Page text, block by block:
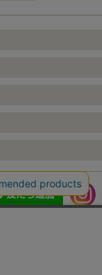
(C) Merci Co.,Ltd. ALL rights